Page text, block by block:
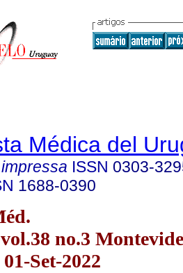
Médica del
ISSN 0303-
1688-0390
no.3
Set-2022